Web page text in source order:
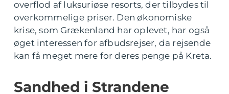
overflod af luksuriøse resorts, der tilbydes til
overkommelige priser. Den økonomiske
krise, som Grækenland har oplevet, har også
øget interessen for afbudsrejser, da rejsende
kan få meget mere for deres penge på Kreta.
Sandhed i Strandene